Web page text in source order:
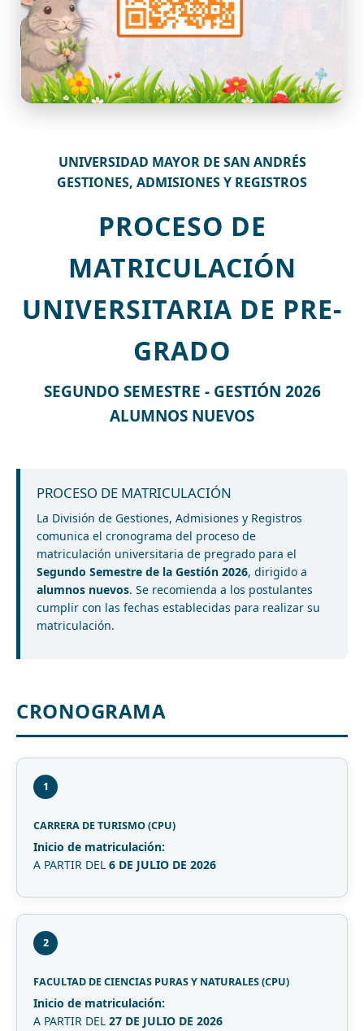
UNIVERSIDAD MAYOR DE SAN ANDRÉS
GESTIONES, ADMISIONES Y REGISTROS
PROCESO DE
MATRICULACIÓN
UNIVERSITARIA DE PRE-
GRADO
SEGUNDO SEMESTRE - GESTIÓN 2026
ALUMNOS NUEVOS
PROCESO DE MATRICULACIÓN
La División de Gestiones, Admisiones y Registros
comunica el cronograma del proceso de
matriculación universitaria de pregrado para el
Segundo Semestre de la Gestión 2026, dirigido a
alumnos nuevos. Se recomienda a los postulantes
cumplir con las fechas establecidas para realizar su
matriculación.
CRONOGRAMA
1
CARRERA DE TURISMO (CPU)
Inicio de matriculación:
A PARTIR DEL 6 DE JULIO DE 2026
2
FACULTAD DE CIENCIAS PURAS Y NATURALES (CPU)
Inicio de matriculación:
A PARTIR DEL 27 DE JULIO DE 2026